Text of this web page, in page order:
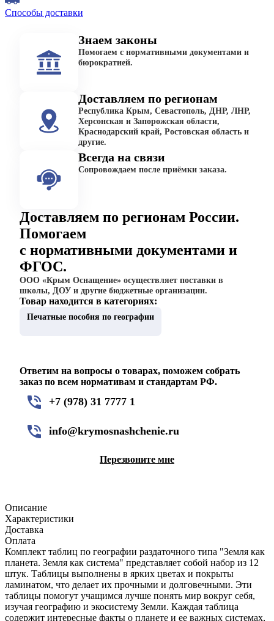
Способы доставки
Знаем законы
Помогаем с нормативными документами и
бюрократией.
Доставляем по регионам
Республика Крым, Севастополь, ДНР, ЛНР,
Херсонская и Запорожская области,
Краснодарский край, Ростовская область и
другие.
Всегда на связи
Сопровождаем после приёмки заказа.
Доставляем по регионам России.
Помогаем
с нормативными документами и
ФГОС.
ООО «Крым Оснащение» осуществляет поставки в
школы, ДОУ и другие бюджетные организации.
Товар находится в категориях:
Печатные пособия по географии
Ответим на вопросы о товарах, поможем собрать
заказ по всем нормативам и стандартам РФ.
+7 (978) 31 7777 1
info@krymosnashchenie.ru
Перезвоните мне
Описание
Характеристики
Доставка
Оплата
Комплект таблиц по географии раздаточного типа "Земля как
планета. Земля как система" представляет собой набор из 12
штук. Таблицы выполнены в ярких цветах и покрыты
ламинатом, что делает их прочными и долговечными. Эти
таблицы помогут учащимся лучше понять мир вокруг себя,
изучая географию и экосистему Земли. Каждая таблица
содержит интересные факты о планете и ее важных системах,